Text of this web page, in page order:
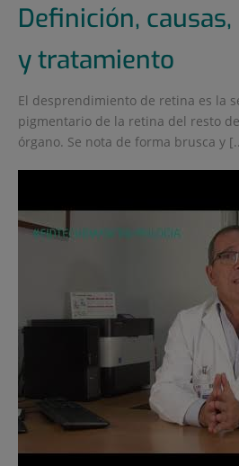
Definición,
y tratamiento
El desprendimiento de retina es la
pigmentario de la retina del resto
órgano. Se nota de forma brusca y